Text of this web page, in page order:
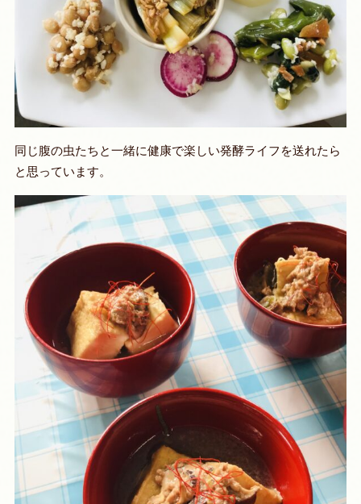
同じ腹の虫たちと一緒に健康で楽しい発酵ライフを送れたら
と思っています。